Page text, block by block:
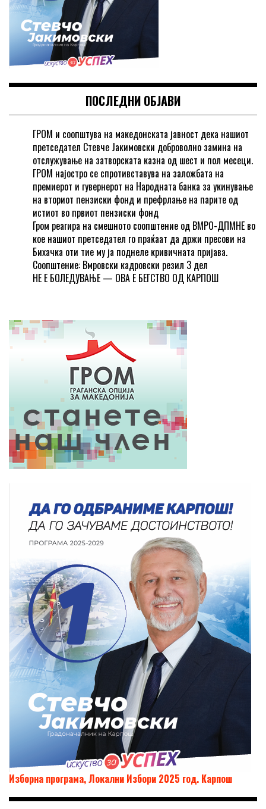
ПОСЛЕДНИ ОБЈАВИ
ГРОМ и соопштува на македонската јавност дека нашиот
претседател Стевче Јакимовски доброволно замина на
отслужување на затворската казна од шест и пол месеци.
ГРОМ најостро се спротивставува на заложбата на
премиерот и гувернерот на Народната банка за укинување
на вториот пензиски фонд и префрлање на парите од
истиот во првиот пензиски фонд
Гром реагира на смешното соопштение од ВМРО-ДПМНЕ во
кое нашиот претседател го праќаат да држи пресови на
Бихачка оти тие му ја поднеле кривичната пријава.
Соопштение: Вмровски кадровски резил 3 дел
НЕ Е БОЛЕДУВАЊЕ — ОВА Е БЕГСТВО ОД КАРПОШ
Изборна програма, Локални Избори 2025 год. Карпош